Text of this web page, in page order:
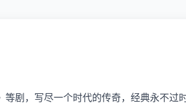
等剧，写尽一个时代的传奇，经典永不过